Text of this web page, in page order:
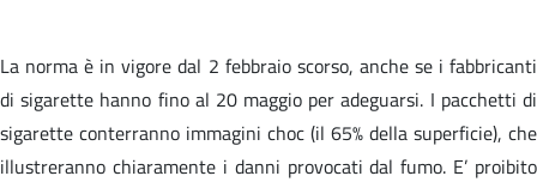
La norma è in vigore dal 2 febbraio scorso, anche se i fabbricanti
di sigarette hanno fino al 20 maggio per adeguarsi. I pacchetti di
sigarette conterranno immagini choc (il 65% della superficie), che
illustreranno chiaramente i danni provocati dal fumo. E’ proibito